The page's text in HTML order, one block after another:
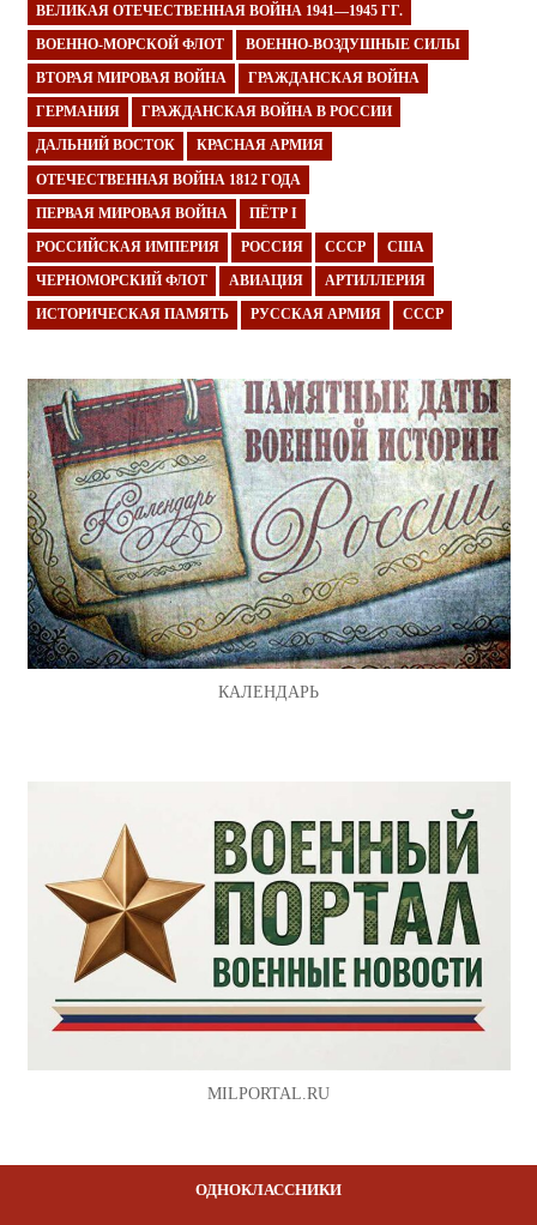
ВЕЛИКАЯ ОТЕЧЕСТВЕННАЯ ВОЙНА 1941—1945 ГГ.
ВОЕННО-МОРСКОЙ ФЛОТ ВОЕННО-ВОЗДУШНЫЕ СИЛЫ
ВТОРАЯ МИРОВАЯ ВОЙНА ГРАЖДАНСКАЯ ВОЙНА
ГЕРМАНИЯ ГРАЖДАНСКАЯ ВОЙНА В РОССИИ
ДАЛЬНИЙ ВОСТОК КРАСНАЯ АРМИЯ
ОТЕЧЕСТВЕННАЯ ВОЙНА 1812 ГОДА
ПЕРВАЯ МИРОВАЯ ВОЙНА ПЁТР I
РОССИЙСКАЯ ИМПЕРИЯ РОССИЯ СССР США
ЧЕРНОМОРСКИЙ ФЛОТ АВИАЦИЯ АРТИЛЛЕРИЯ
ИСТОРИЧЕСКАЯ ПАМЯТЬ РУССКАЯ АРМИЯ СССР
КАЛЕНДАРЬ
MILPORTAL.RU
ОДНОКЛАССНИКИ